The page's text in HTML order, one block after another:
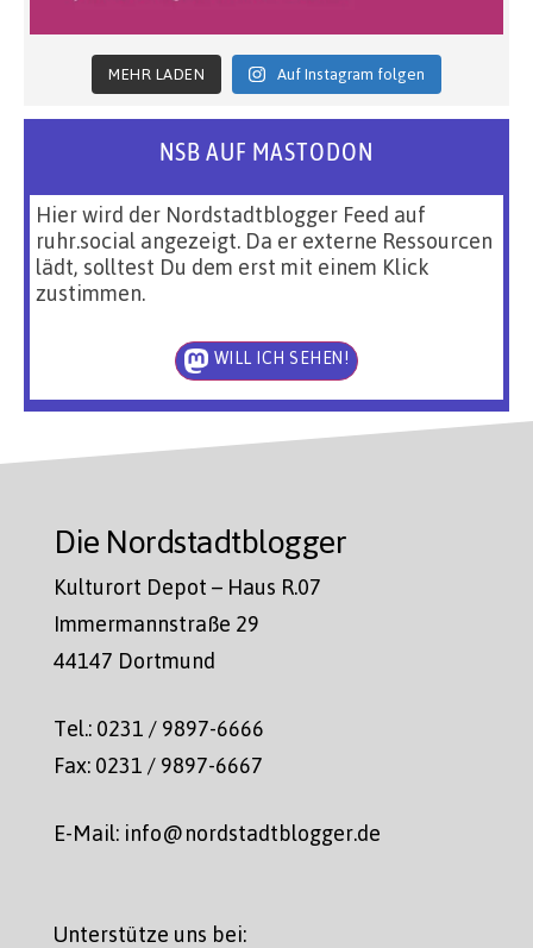
MEHR LADEN Auf Instagram folgen
NSB AUF MASTODON
Hier wird der Nordstadtblogger Feed auf
ruhr.social angezeigt. Da er externe Ressourcen
lädt, solltest Du dem erst mit einem Klick
zustimmen.
WILL ICH SEHEN!
Die Nordstadtblogger
Kulturort Depot – Haus R.07
Immermannstraße 29
44147 Dortmund
Tel.: 0231 / 9897-6666
Fax: 0231 / 9897-6667
E-Mail: info@nordstadtblogger.de
Unterstütze uns bei: